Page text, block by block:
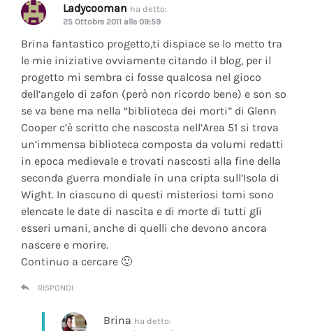
Ladycooman ha detto:
25 Ottobre 2011 alle 09:59
Brina fantastico progetto,ti dispiace se lo metto tra
le mie iniziative ovviamente citando il blog, per il
progetto mi sembra ci fosse qualcosa nel gioco
dell’angelo di zafon (però non ricordo bene) e son so
se va bene ma nella “biblioteca dei morti” di Glenn
Cooper c’è scritto che nascosta nell’Area 51 si trova
un’immensa biblioteca composta da volumi redatti
in epoca medievale e trovati nascosti alla fine della
seconda guerra mondiale in una cripta sull’Isola di
Wight. In ciascuno di questi misteriosi tomi sono
elencate le date di nascita e di morte di tutti gli
esseri umani, anche di quelli che devono ancora
nascere e morire.
Continuo a cercare 🙂
RISPONDI
Brina ha detto: